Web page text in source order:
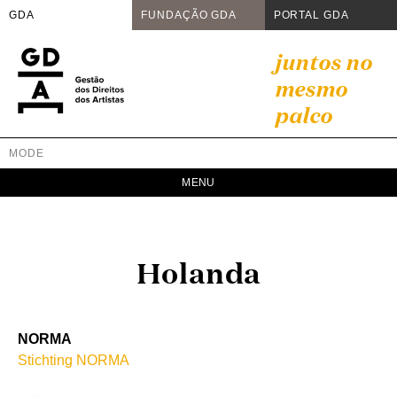
GDA FUNDAÇÃO GDA PORTAL GDA
content
juntos no
mesmo
palco
GDA
Juntos no mesmo palco
MODE
Holanda
NORMA
Stichting NORMA